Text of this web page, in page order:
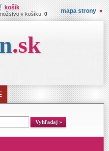
košík
v košíku:0 mapa strony
.sk